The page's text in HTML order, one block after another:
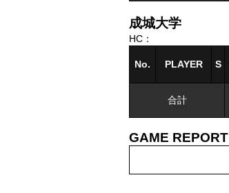
成城大学
HC：
No. PLAYER S
合計
GAME REPORT